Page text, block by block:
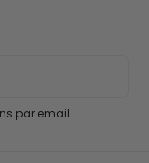
par email.